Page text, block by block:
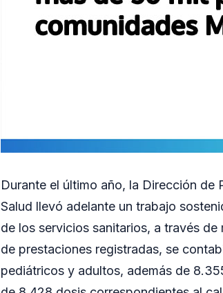
Durante el último año, la Dirección de
Salud llevó adelante un trabajo
de los servicios sanitarios, a través
de prestaciones registradas, se
pediátricos y adultos, además de